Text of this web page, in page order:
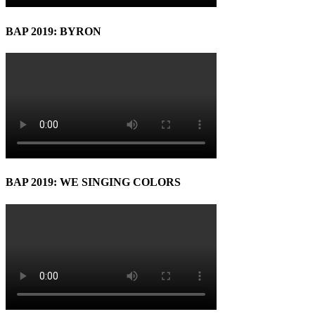
BAP 2019: BYRON
BAP 2019: WE SINGING COLORS